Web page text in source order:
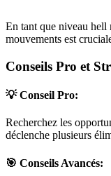
En tant que niveau hell
mouvements est
Conseils Pro et
💡 Conseil Pro:
Recherchez les
déclenche plusieurs
🎯 Conseils Avancés: